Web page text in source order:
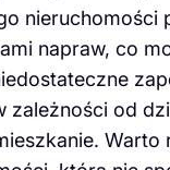
napraw, co
zależności od